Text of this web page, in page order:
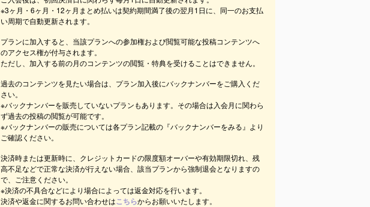
※3ヶ月・6ヶ月・12ヶ月まとめ払いは契約期間満了後の翌月1日に、同一のお支払
い周期で自動更新されます。
プランに加入すると、当該プランへの参加権および閲覧可能な投稿コンテンツへ
のアクセス権が付与されます。
ただし、加入する前の月のコンテンツの閲覧・特典を受けることはできません。
過去のコンテンツを見たい場合は、プラン加入後にバックナンバーをご購入くだ
さい。
※バックナンバーを販売していないプランもあります。その場合は入会月に関わら
ず過去の投稿の閲覧が可能です。
※バックナンバーの販売については各プラン記載の『バックナンバーをみる』より
ご確認ください。
決済時または更新時に、クレジットカードの限度額オーバーや有効期限切れ、残
高不足などで正常な決済が行えない場合、該当プランから強制退会となりますの
で、ご注意ください。
※決済の不具合などにより場合によっては返金対応を行います。
決済や返金に関するお問い合わせはこちらからお願いいたします。